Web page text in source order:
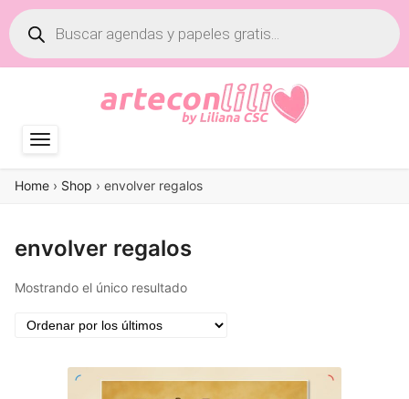
Búsqueda
de
productos
Home › Shop › envolver regalos
envolver regalos
Mostrando el único resultado